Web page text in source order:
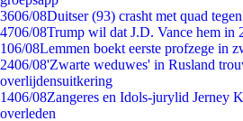
3606/08Duitser (93) crasht met quad
4706/08Trump wil dat J.D. Vance hem in
106/08Lemmen boekt eerste profzege in
2406/08'Zwarte weduwes' in Rusland
overlijdensuitkering
1406/08Zangeres en Idols-jurylid Jerney
overleden